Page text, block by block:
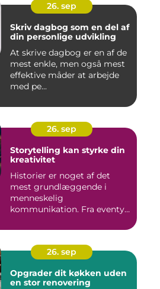
26. sep
Skriv dagbog som en del af
din personlige udvikling
At skrive dagbog er en af de
mest enkle, men også mest
effektive måder at arbejde
med pe...
26. sep
Storytelling kan styrke din
kreativitet
Historier er noget af det
mest grundlæggende i
menneskelig
kommunikation. Fra eventyr
26. sep
Opgrader dit køkken uden
en stor renovering